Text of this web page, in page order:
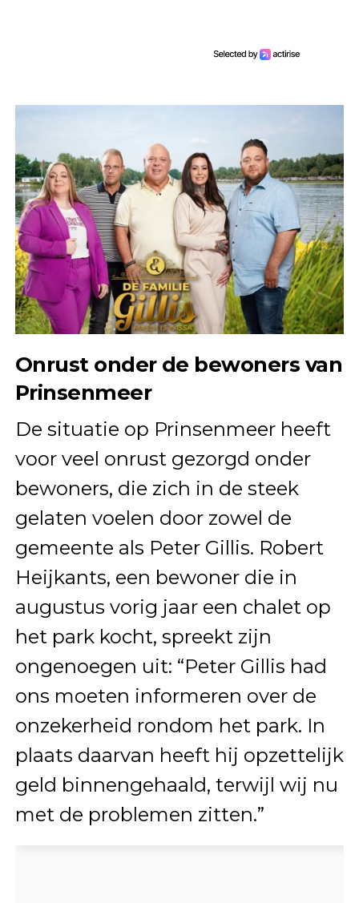
Onrust onder de bewoners van
Prinsenmeer
De situatie op Prinsenmeer heeft
voor veel onrust gezorgd onder
bewoners, die zich in de steek
gelaten voelen door zowel de
gemeente als Peter Gillis. Robert
Heijkants, een bewoner die in
augustus vorig jaar een chalet op
het park kocht, spreekt zijn
ongenoegen uit: “Peter Gillis had
ons moeten informeren over de
onzekerheid rondom het park. In
plaats daarvan heeft hij opzettelijk
geld binnengehaald, terwijl wij nu
met de problemen zitten.”